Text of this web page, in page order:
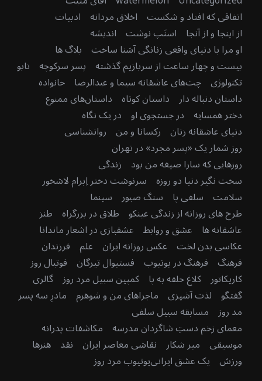
اتفاقی که افتاد و شکست اخلاق مردانه ادبیات
از اینجا و از آنجا اسنَپ نوشت اندیشه
او مرا با دنیای واقعی زنانگی آشنا ساخت بلاگ ها
بیست و چهار ساعت از سربازیم گذشته پسر سرکوچه تابو
تکنولوژی چت‌های عاشقانه سیما و عبدالرضا خانواده
داستان دنباله دار داستان کوتاه داستان‌های ممنوع
دختر همسایه در جستجوی او در یک نگاه
دنیای عاشقانه زنان رکسانا و من روانشناسی
روز شمار یک «پسر مجرد» در تهران
روزهایی که سارا صیغه من بود زندگی
سخت نگیر دنیا دو روزه سرنوشت دختر اِبرام لاشخور
سلامت سلفی پا سنگ صبور سینما
طرح های روزانه از زندگی عینکو طلاق در بزرگراه طنز
عاشقانه ها عشق و روابط عشقبازی در اشعار ماندانا
عکاسی بدن لخت عکس روزانه ایران علم فرزندان
فرهنگ فرهنگ در یوتیوب فستیوال تیرگان فوتبال روز
کاریکاتور کلاغ حلقه به پا کمپین سبیل مرد روز گالری
گفتگو لذت آشپزی ماجراهای من و شوهرم مادرِ سه پسر
مد روز مسابقه سبیل سلفی
معمای زخم دستِ شاگردان مدرسه مکاشفات پدرانه
موسیقی میر شکار نقاشی معاصر ایران نقد هنرها
ورزش یک عشق ایرانییوتیوب مرد روز